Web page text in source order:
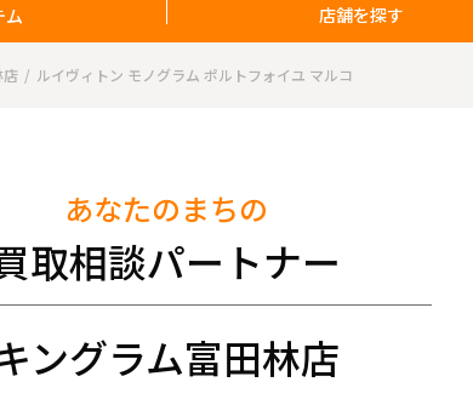
ム 店舗を探す
店 ルイヴィトン モノグラム ポルトフォイユ マルコ
ングラム富田林店
あなたのまちの
取相談パートナー